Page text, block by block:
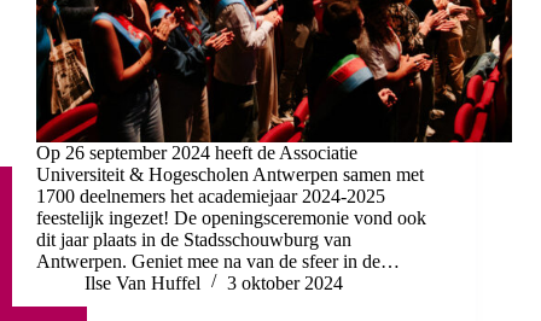
Op 26 september 2024 heeft de Associatie
Universiteit & Hogescholen Antwerpen samen met
1700 deelnemers het academiejaar 2024-2025
feestelijk ingezet! De openingsceremonie vond ook
dit jaar plaats in de Stadsschouwburg van
Antwerpen. Geniet mee na van de sfeer in de…
Ilse Van Huffel
3 oktober 2024